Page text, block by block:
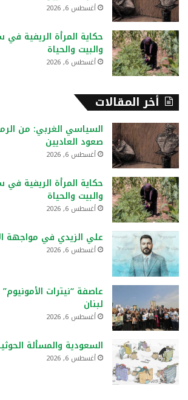
أغسطس 6, 2026
حكاية المرأة الريفية في
والبيت والحياة
أغسطس 6, 2026
أخر المقالات
السياسي الغربي: من
صعود العاديين
أغسطس 6, 2026
حكاية المرأة الريفية في
والبيت والحياة
أغسطس 6, 2026
علي الزيدي في مواجهة
أغسطس 6, 2026
عاصفة “نيترات
لبنان
أغسطس 6, 2026
السعودية والمسألة
أغسطس 6, 2026